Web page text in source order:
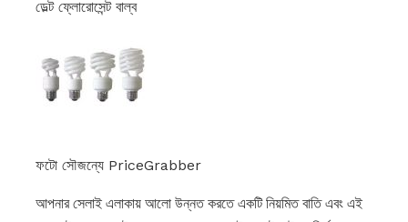
ডেল্ট ফ্লোরোসেন্ট বাল্ব
ফটো সৌজন্যে PriceGrabber
আপনার সেলাই এলাকায় আলো উন্নত করতে একটি নিয়মিত বাতি এবং এই